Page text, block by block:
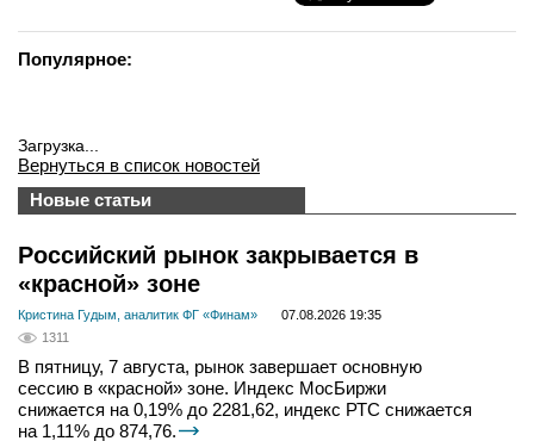
Популярное:
Загрузка...
Вернуться в список новостей
Новые статьи
Российский рынок закрывается в
«красной» зоне
Кристина Гудым, аналитик ФГ «Финам»
07.08.2026 19:35
1311
В пятницу, 7 августа, рынок завершает основную
сессию в «красной» зоне. Индекс МосБиржи
снижается на 0,19% до 2281,62, индекс РТС снижается
на 1,11% до 874,76.